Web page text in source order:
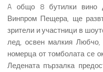
A общо 8 бутилки вино
Винпром Пещера, ще
зрители и участници в
лед, освен малкия
номерца от томболата се
Ледената пързалка